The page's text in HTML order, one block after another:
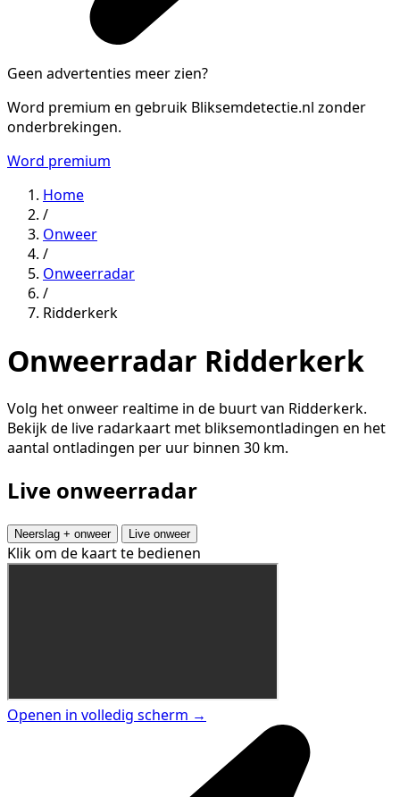
Geen advertenties meer zien?
Word premium en gebruik Bliksemdetectie.nl zonder
onderbrekingen.
Word premium
Home
/
Onweer
/
Onweerradar
/
Ridderkerk
Onweerradar Ridderkerk
Volg het onweer realtime in de buurt van Ridderkerk.
Bekijk de live radarkaart met bliksemontladingen en het
aantal ontladingen per uur binnen 30 km.
Live onweerradar
Neerslag + onweer Live onweer
Klik om de kaart te bedienen
Openen in volledig scherm →